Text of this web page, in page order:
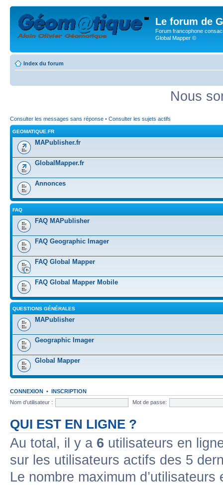
Le forum de
Forum francophone
Global Mapper ©
Index du forum
Nous
Consulter les messages sans réponse • Consulter les sujets actifs
GEOMATIQUE.FR
MAPublisher.fr
GlobalMapper.fr
Annonces
FAQ
FAQ MAPublisher
FAQ Geographic Imager
FAQ Global Mapper
FAQ Global Mapper Mobile
QUESTIONS GÉNÉRALES
MAPublisher
Geographic Imager
Global Mapper
CONNEXION • INSCRIPTION
Nom d’utilisateur :
Mot de passe:
QUI EST EN LIGNE ?
Au total, il y a 6 utilisateurs en
sur les utilisateurs actifs des 5
Le nombre maximum